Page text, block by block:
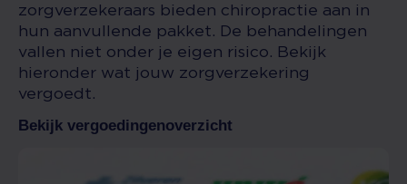
zorgverzekeraars bieden chiropractie aan in
hun aanvullende pakket. De behandelingen
vallen niet onder je eigen risico. Bekijk
hieronder wat jouw zorgverzekering
vergoedt.
Bekijk vergoedingenoverzicht